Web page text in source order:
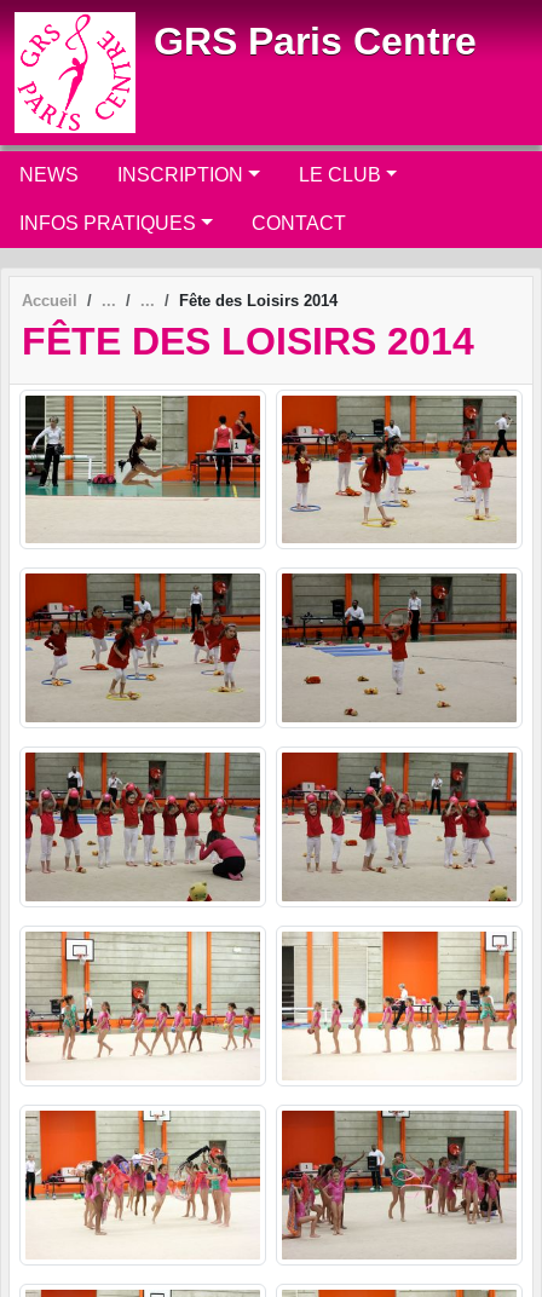
GRS Paris Centre
NEWS INSCRIPTION LE CLUB
INFOS PRATIQUES CONTACT
Accueil Fête des Loisirs 2014
FÊTE DES LOISIRS 2014
Panneau de gestion des cookies